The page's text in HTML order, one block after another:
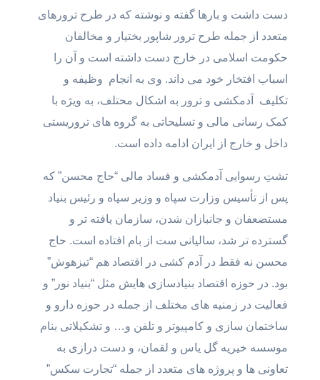
دست داشت و بارها گفته و نوشته که در طرح ترورهای
متعدد از جمله طرح ترور شاپور بختیار و مخالفان
حکومت اسلامی در خارج دست داشته است و آن را
اسباب افتخار خود می داند. وی به انجام وظیفه و
تکلیف آدمکشی و ترور به اشکال محتلف، به ویژه با
کمک رسانی مالی و تسلیحاتی به گروه های تروریستی
داخل و خارج از ایران ادامه داده است.
تشتِ رسوایی آدمکشی و فساد مالی “حاج محسن” که
پس از تأسیس وزارت سپاه و وزیر سپاه و رئیس بنیاد
مستضعفان و جانبازان شدن، سازمان یافته تر و
گسترده تر شد، سالیانی ست از بام افتاده است. حاج
محسن نه فقط در آدم کشی در اقتصاد هم “تیزهوش”
بود. در حوزه اقتصاد بنیادسازی هایش مثل “بنیاد نور” و
فعالیت در زمنیه های مختلف از جمله در حوزه دارو و
ساختمان سازی و کامپیوتر و تلفن و… و تشکیلاتی بنام
موسسه خیریه گل یاس و لقمان، و دست درازی به
تعاونی ها و پروژه های متعدد از جمله “تجارت سکس”